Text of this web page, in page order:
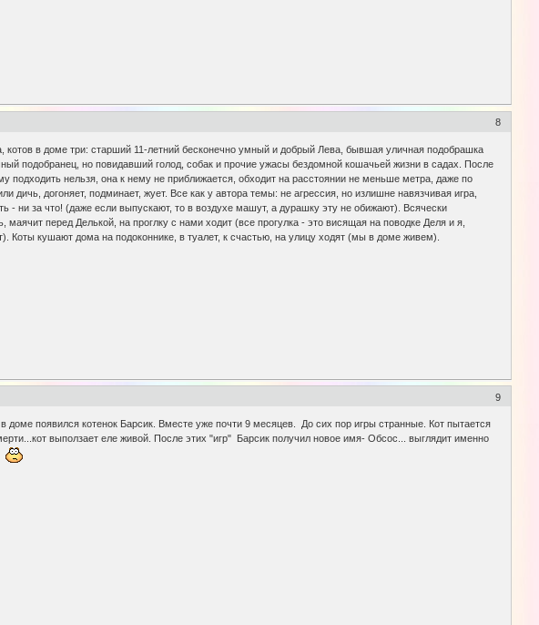
8
в доме три: старший 11-летний бесконечно умный и добрый Лева, бывшая уличная подобрашка
подобранец, но повидавший голод, собак и прочие ужасы бездомной кошачьей жизни в садах. После
подходить нельзя, она к нему не приближается, обходит на расстоянии не меньше метра, даже по
дичь, догоняет, подминает, жует. Все как у автора темы: не агрессия, но излишне навязчивая игра,
ни за что! (даже если выпускают, то в воздухе машут, а дурашку эту не обижают). Всячески
перед Делькой, на проглку с нами ходит (все прогулка - это висящая на поводке Деля и я,
Коты кушают дома на подоконнике, в туалет, к счастью, на улицу ходят (мы в доме живем).
9
доме появился котенок Барсик. Вместе уже почти 9 месяцев. До сих пор игры странные. Кот пытается
выползает еле живой. После этих "игр" Барсик получил новое имя- Обсос... выглядит именно